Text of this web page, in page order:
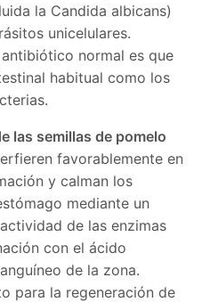
la Candida albicans)
unicelulares.
normal es que
habitual como los
las semillas de pomelo
favorablemente en
y calman los
mediante un
de las enzimas
con el ácido
de la zona.
para la regeneración de